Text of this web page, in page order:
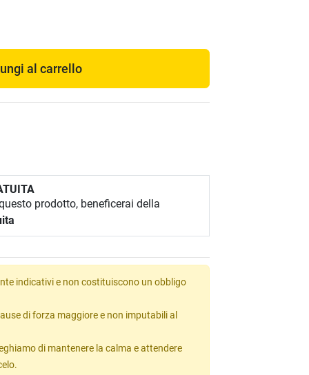
al carrello
prodotto, beneficerai della
indicativi e non costituiscono un obbligo
di forza maggiore e non imputabili al
di mantenere la calma e attendere